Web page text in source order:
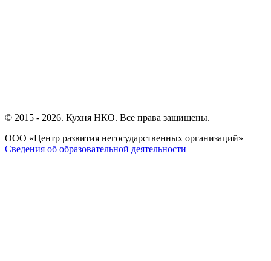
© 2015 - 2026. Кухня НКО. Все права защищены.
ООО «Центр развития негосударственных организаций»
Сведения об образовательной деятельности